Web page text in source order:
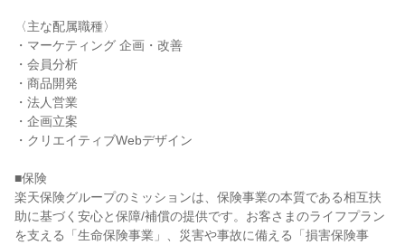
〈主な配属職種〉
・マーケティング 企画・改善
・会員分析
・商品開発
・法人営業
・企画立案
・クリエイティブWebデザイン
■保険
楽天保険グループのミッションは、保険事業の本質である相互扶
助に基づく安心と保障/補償の提供です。お客さまのライフプラン
を支える「生命保険事業」、災害や事故に備える「損害保険事